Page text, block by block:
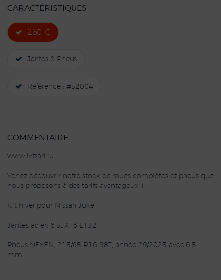
CARACTÉRISTIQUES
260 €
Jantes & Pneus
Référence : #52004
COMMENTAIRE
www.ivtsarl.lu
Venez découvrir notre stock de roues complètes et pneus que
nous proposons à des tarifs avantageux !!
Kit hiver pour Nissan Juke.
Jantes acier: 6,5JX16 ET32
Pneus NEXEN, 215/65 R16 98T, année 29/2023 avec 6,5
mm.